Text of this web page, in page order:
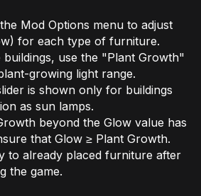
Mod Options menu to adjust
for each type of furniture.
buildings, use the "Plant Growth"
growing light range.
is shown only for buildings
as sun lamps.
beyond the Glow value has
that Glow ≥ Plant Growth.
to already placed furniture after
the game.